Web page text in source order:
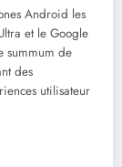
Android les
et le Google
summum de
des
utilisateur